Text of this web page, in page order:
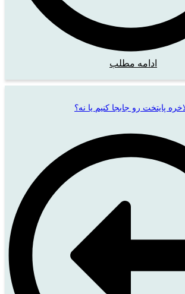
ادامه مطلب
پایتخت رو جابجا کنیم یا نه؟